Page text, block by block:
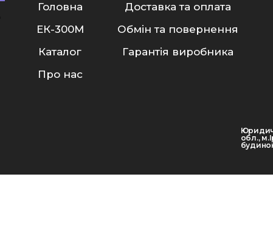
Головна
ЕК-300M
Каталог
Про нас
Доставка та оплата
Обмін та повернення
Гарантія виробника
обл.,